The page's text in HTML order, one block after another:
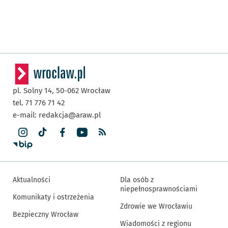
pl. Solny 14, 50-062 Wrocław
tel. 71 776 71 42
e-mail: redakcja@araw.pl
Aktualności
Komunikaty i ostrzeżenia
Bezpieczny Wrocław
Dla osób z
niepełnosprawnościami
Zdrowie we Wrocławiu
Wiadomości z regionu